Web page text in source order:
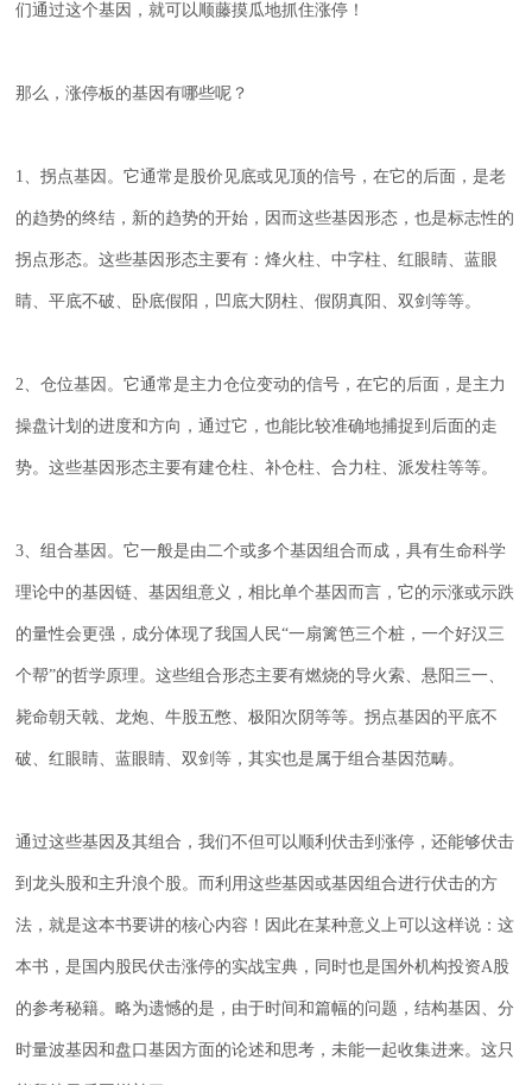
们通过这个基因，就可以顺藤摸瓜地抓住涨停！
那么，涨停板的基因有哪些呢？
1、拐点基因。它通常是股价见底或见顶的信号，在它的后面，是老
的趋势的终结，新的趋势的开始，因而这些基因形态，也是标志性的
拐点形态。这些基因形态主要有：烽火柱、中字柱、红眼睛、蓝眼
睛、平底不破、卧底假阳，凹底大阴柱、假阴真阳、双剑等等。
2、仓位基因。它通常是主力仓位变动的信号，在它的后面，是主力
操盘计划的进度和方向，通过它，也能比较准确地捕捉到后面的走
势。这些基因形态主要有建仓柱、补仓柱、合力柱、派发柱等等。
3、组合基因。它一般是由二个或多个基因组合而成，具有生命科学
理论中的基因链、基因组意义，相比单个基因而言，它的示涨或示跌
的量性会更强，成分体现了我国人民“一扇篱笆三个桩，一个好汉三
个帮”的哲学原理。这些组合形态主要有燃烧的导火索、悬阳三一、
毙命朝天戟、龙炮、牛股五憋、极阳次阴等等。拐点基因的平底不
破、红眼睛、蓝眼睛、双剑等，其实也是属于组合基因范畴。
通过这些基因及其组合，我们不但可以顺利伏击到涨停，还能够伏击
到龙头股和主升浪个股。而利用这些基因或基因组合进行伏击的方
法，就是这本书要讲的核心内容！因此在某种意义上可以这样说：这
本书，是国内股民伏击涨停的实战宝典，同时也是国外机构投资A股
的参考秘籍。略为遗憾的是，由于时间和篇幅的问题，结构基因、分
时量波基因和盘口基因方面的论述和思考，未能一起收集进来。这只